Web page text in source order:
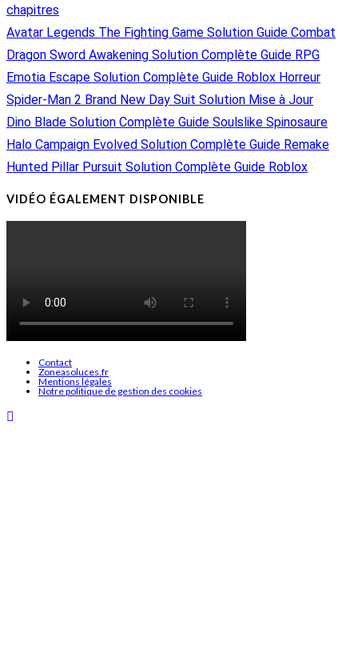
chapitres
Avatar Legends The Fighting Game Solution Guide Combat
Dragon Sword Awakening Solution Complète Guide RPG
Emotia Escape Solution Complète Guide Roblox Horreur
Spider-Man 2 Brand New Day Suit Solution Mise à Jour
Dino Blade Solution Complète Guide Soulslike Spinosaure
Halo Campaign Evolved Solution Complète Guide Remake
Hunted Pillar Pursuit Solution Complète Guide Roblox
VIDÉO ÉGALEMENT DISPONIBLE
Contact
Zoneasoluces.fr
Mentions légales
Notre politique de gestion des cookies